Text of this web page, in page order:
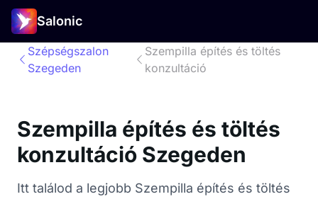
Salonic
Szépségszalon
Szegeden
Szempilla építés és töltés
konzultáció
Szempilla építés és töltés
konzultáció Szegeden
Itt találod a legjobb Szempilla építés és töltés